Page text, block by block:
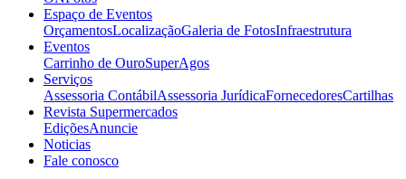
Espaço de Eventos
OrçamentosLocalizaçãoGaleria de FotosInfraestrutura
Eventos
Carrinho de OuroSuperAgos
Serviços
Assessoria ContábilAssessoria JurídicaFornecedoresCartilhas
Revista Supermercados
EdiçõesAnuncie
Noticias
Fale conosco